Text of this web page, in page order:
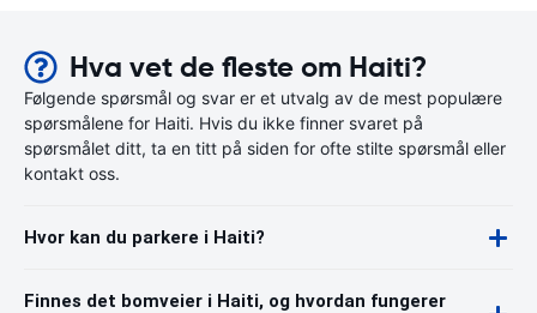
Hva vet de fleste om Haiti?
Følgende spørsmål og svar er et utvalg av de mest populære
spørsmålene for Haiti. Hvis du ikke finner svaret på
spørsmålet ditt, ta en titt på siden for ofte stilte spørsmål eller
kontakt oss.
Hvor kan du parkere i Haiti?
Finnes det bomveier i Haiti, og hvordan fungerer